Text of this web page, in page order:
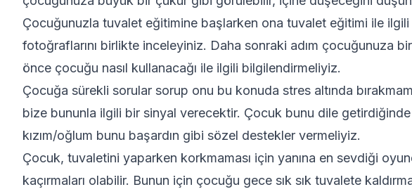
Çocuğunuzla tuvalet eğitimine başlarken ona tuvalet eğitimi ile
fotoğraflarını birlikte inceleyiniz. Daha sonraki adım çocuğunuza bir
önce çocuğu nasıl kullanacağı ile ilgili bilgilendirmeliyiz.
Çocuğa sürekli sorular sorup onu bu konuda stres altında
bize bununla ilgili bir sinyal verecektir. Çocuk bunu dile
kızım/oğlum bunu başardın gibi sözel destekler vermeliyiz.
Çocuk, tuvaletini yaparken korkmaması için yanına en sevdiği
kaçırmaları olabilir. Bunun için çocuğu gece sık sık tuvalete